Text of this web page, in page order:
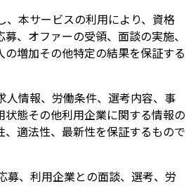
、本サービスの利用により、資格
、オファーの受領、面談の実施、
増加その他特定の結果を保証する
人情報、労働条件、選考内容、事
状態その他利用企業に関する情報の
、適法性、最新性を保証するもので
募、利用企業との面談、選考、労